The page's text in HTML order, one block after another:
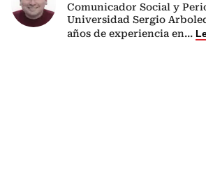
Comunicador Social y
Universidad Sergio
años de experiencia en...